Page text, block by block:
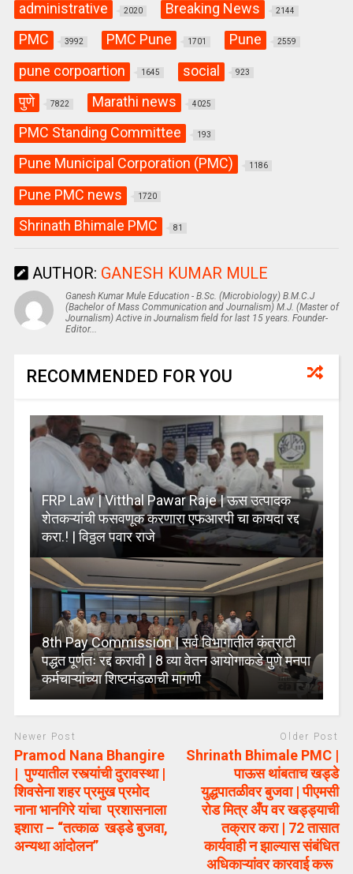
administrative 2020 Breaking News 2144
PMC 3992 PMC Pune 1701 Pune 2559
pune corpoartion 1645 social 923
पुणे 7822 Marathi news 4025
PMC Standing Committee 193
Pune Municipal Corporation (PMC) 1186
Pune PMC news 1720
Shrinath Bhimale PMC 81
AUTHOR: GANESH KUMAR MULE
Ganesh Kumar Mule Education - B.Sc. (Microbiology) B.M.C.J
(Bachelor of Mass Communication and Journalism) M.J. (Master of
Journalism) Active in Journalism field for last 15 years. Founder-
Editor...
RECOMMENDED FOR YOU
FRP Law | Vitthal Pawar Raje | ऊस उत्पादक
शेतकऱ्यांची फसवणूक करणारा एफआरपी चा कायदा रद्द
करा.! | विठ्ठल पवार राजे
8th Pay Commission | सर्व विभागातील कंत्राटी
पद्धत पूर्णतः रद्द करावी | 8 व्या वेतन आयोगाकडे पुणे मनपा
कर्मचाऱ्यांच्या शिष्टमंडळाची मागणी
Newer Post
Pramod Nana Bhangire
| पुण्यातील रस्त्यांची दुरावस्था |
शिवसेना शहर प्रमुख प्रमोद
नाना भानगिरे यांचा प्रशासनाला
इशारा – “तत्काळ खड्डे बुजवा,
अन्यथा आंदोलन”
Older Post
Shrinath Bhimale PMC |
पाऊस थांबताच खड्डे
युद्धपातळीवर बुजवा | पीएमसी
रोड मित्र अँप वर खड्ड्याची
तक्रार करा | 72 तासात
कार्यवाही न झाल्यास संबंधित
अधिकाऱ्यांवर कारवाई करू